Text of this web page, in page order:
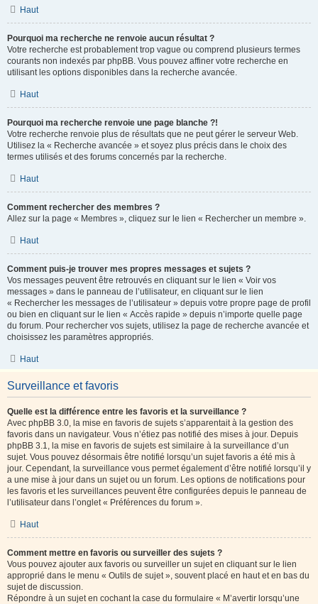
Haut
Pourquoi ma recherche ne renvoie aucun résultat ?
Votre recherche est probablement trop vague ou comprend plusieurs termes
courants non indexés par phpBB. Vous pouvez affiner votre recherche en
utilisant les options disponibles dans la recherche avancée.
Haut
Pourquoi ma recherche renvoie une page blanche ?!
Votre recherche renvoie plus de résultats que ne peut gérer le serveur Web.
Utilisez la « Recherche avancée » et soyez plus précis dans le choix des
termes utilisés et des forums concernés par la recherche.
Haut
Comment rechercher des membres ?
Allez sur la page « Membres », cliquez sur le lien « Rechercher un membre ».
Haut
Comment puis-je trouver mes propres messages et sujets ?
Vos messages peuvent être retrouvés en cliquant sur le lien « Voir vos
messages » dans le panneau de l’utilisateur, en cliquant sur le lien
« Rechercher les messages de l’utilisateur » depuis votre propre page de profil
ou bien en cliquant sur le lien « Accès rapide » depuis n’importe quelle page
du forum. Pour rechercher vos sujets, utilisez la page de recherche avancée et
choisissez les paramètres appropriés.
Haut
Surveillance et favoris
Quelle est la différence entre les favoris et la surveillance ?
Avec phpBB 3.0, la mise en favoris de sujets s’apparentait à la gestion des
favoris dans un navigateur. Vous n’étiez pas notifié des mises à jour. Depuis
phpBB 3.1, la mise en favoris de sujets est similaire à la surveillance d’un
sujet. Vous pouvez désormais être notifié lorsqu’un sujet favoris a été mis à
jour. Cependant, la surveillance vous permet également d’être notifié lorsqu’il y
a une mise à jour dans un sujet ou un forum. Les options de notifications pour
les favoris et les surveillances peuvent être configurées depuis le panneau de
l’utilisateur dans l’onglet « Préférences du forum ».
Haut
Comment mettre en favoris ou surveiller des sujets ?
Vous pouvez ajouter aux favoris ou surveiller un sujet en cliquant sur le lien
approprié dans le menu « Outils de sujet », souvent placé en haut et en bas du
sujet de discussion.
Répondre à un sujet en cochant la case du formulaire « M’avertir lorsqu’une